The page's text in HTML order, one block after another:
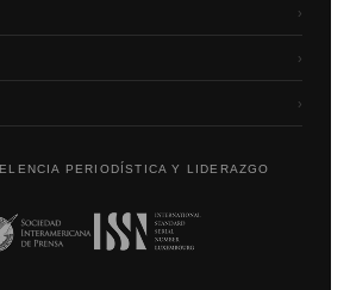
›
›
›
PERIODÍSTICA Y LIDERAZGO